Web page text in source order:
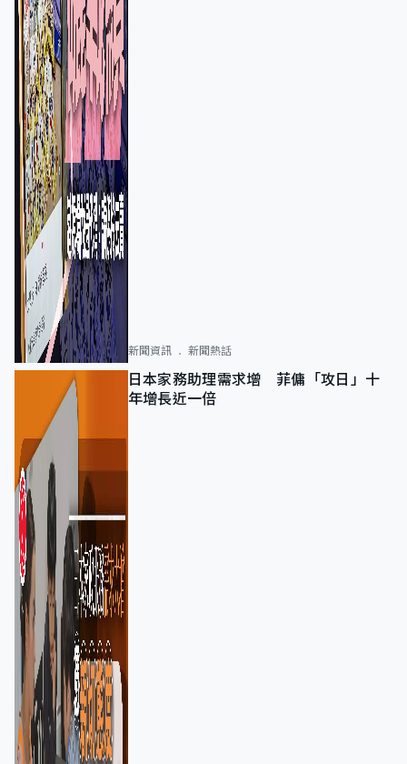
新聞資訊 新聞熱話
日本家務助理需求增 菲傭「攻日」十
年增長近一倍